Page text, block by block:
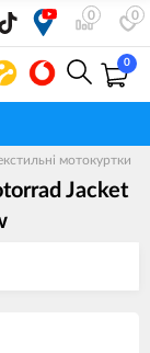
0 0
0
мотокуртки
Jacket